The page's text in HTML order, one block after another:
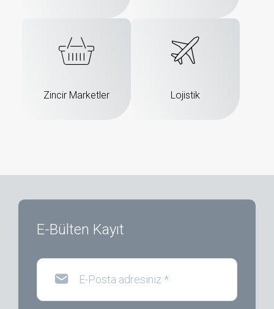
Zincir Marketler Lojistik
E-Bülten Kayıt
E-Posta adresiniz *